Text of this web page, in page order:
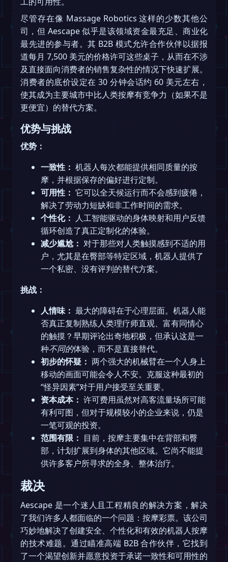
尽管存在像 Massage Robotics 这样的少数其他公
司，但 Aescape 似乎是该领域资金最充足、商业化
最先进的参与者。其 B2B 模式允许合作伙伴以据报
道每月 7,500 美元的价格许可这些桌子，从而在不涉
及直接面向消费者的销售复杂性的情况下快速扩展。
消费者的底价设定在 30 分钟会话约 60 美元左右，
使其成为主要城市中比人类按摩有竞争力（如果不是
更便宜）的替代方案。
优势与挑战
优势：
一致性： 机器人每次都能提供相同质量的按
摩，并根据保存的偏好进行定制。
可用性： 它可以全天候运行而不会感到疲倦，
解决了劳动力短缺和非工作时间的需求。
个性化： 人工智能驱动的身体映射和用户反馈
循环创造了真正定制化的体验。
减少尴尬： 对于那些对人类触摸感到不适的用
户，尤其是在臀部等特定区域，机器人提供了
一个私密、没有评判的替代方案。
挑战：
人情味： 最大的障碍在于心理层面。机器人能
否真正复制熟练人类理疗师直观、富有同情心
的触摸？早期评论出奇地积极，但承认这是一
种不同的体验，而不是直接替代。
初步的怀疑： 两个强大的机械臂在一个人身上
移动的画面可能会令人不安。克服这种最初的
“怪异因素”对于用户接受至关重要。
资本成本： 许可费用虽然对高客流量场所可能
有利可图，但对于规模较小的企业来说，仍是
一笔可观的投资。
范围有限： 目前，按摩主要集中在背部和臀
部，计划扩展到身体的其他区域。它尚不能提
供许多客户所寻求的全身、整体治疗。
裁决
Aescape 是一个迷人且工程精良的解决方案，解决
了我们许多人都面临的一个问题：按摩彩票。该公司
巧妙地解决了创建安全、个性化和有效的机器人按摩
的技术难题。通过瞄准高端 B2B 合作伙伴，它找到
了一个渴望创新并愿意投资于承诺一致性和可用性的